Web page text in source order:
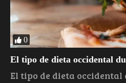
0
El tipo de dieta occidental
El tipo de dieta